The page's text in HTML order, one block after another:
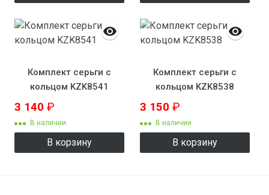
Комплект серьги с
кольцом KZK8541
3 140 ₽
В наличии
В корзину
Комплект серьги с
кольцом KZK8538
3 150 ₽
В наличии
В корзину